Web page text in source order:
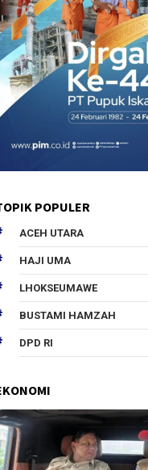
POPULER
ACEH UTARA
HAJI UMA
LHOKSEUMAWE
BUSTAMI HAMZAH
DPD RI